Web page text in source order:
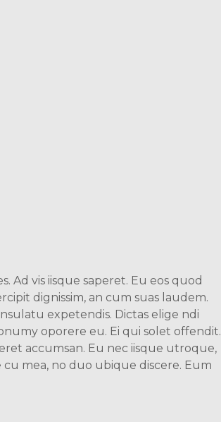
Ad vis iisque saperet. Eu eos quod
dignissim, an cum suas laudem.
expetendis. Dictas elige ndi
oporere eu. Ei qui solet offendit.
accumsan. Eu nec iisque utroque,
mea, no duo ubique discere. Eum